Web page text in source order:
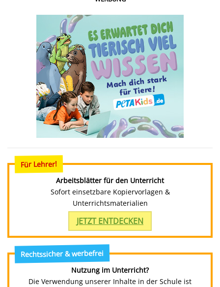
Für Lehrer!
Arbeitsblätter für den Unterricht
Sofort einsetzbare Kopiervorlagen &
Unterrichtsmaterialien
JETZT ENTDECKEN
Rechtssicher & werbefrei
Nutzung im Unterricht?
Die Verwendung unserer Inhalte in der Schule ist